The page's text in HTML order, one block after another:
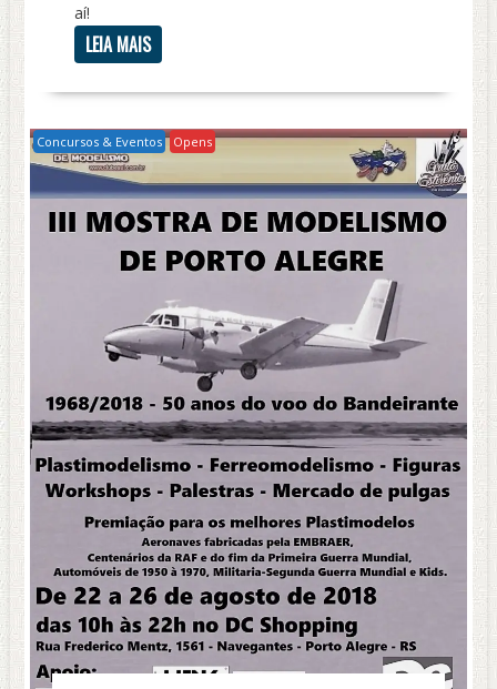
aí!
LEIA MAIS
Concursos & Eventos Opens